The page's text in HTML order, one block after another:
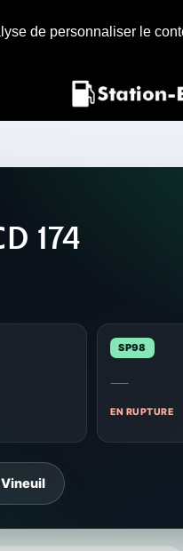
de personnaliser le
174
SP98
—
EN RUPTURE